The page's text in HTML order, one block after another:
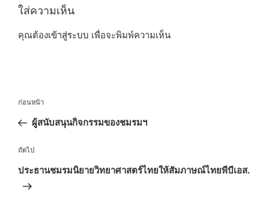
ใส่ความเห็น
คุณต้องเข้าสู่ระบบ เพื่อจะพิมพ์ความเห็น
แนะแนว
เรื่อง
เรื่อง
ก่อน
ก่อนหน้า
ผู้สนับสนุนกิจกรรมของชมรมฯ
เรื่อง
ถัด
ไป
ถัดไป
ประธานชมรมนิยายวิทยาศาสตร์ไทยให้สัมภาษณ์ไทยพีบีเอส.